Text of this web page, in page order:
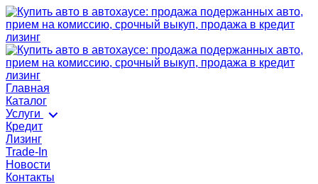
Главная
Каталог
Услуги
Кредит
Лизинг
Trade-In
Новости
Контакты